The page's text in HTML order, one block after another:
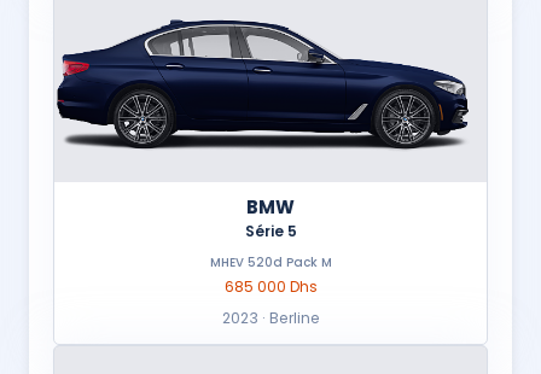
BMW
Série 5
MHEV 520d Pack M
685 000 Dhs
2023 · Berline